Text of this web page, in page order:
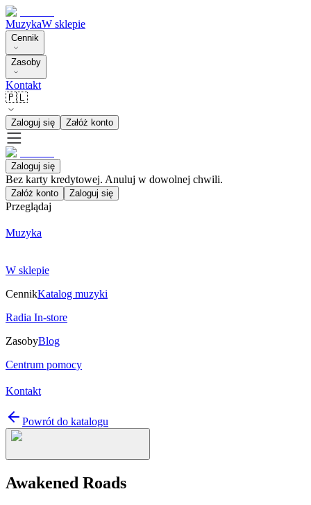
MuzykaW sklepie
Cennik
Zasoby
Kontakt
🇵🇱
Zaloguj się Załóż konto
Zaloguj się
Bez karty kredytowej. Anuluj w dowolnej chwili.
Załóż konto Zaloguj się
Przeglądaj
Muzyka
W sklepie
CennikKatalog muzyki
Radia In-store
ZasobyBlog
Centrum pomocy
Kontakt
Powrót do katalogu
Awakened Roads